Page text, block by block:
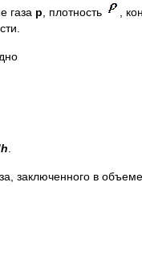
газа р , плотность ,
h.
заключенного в